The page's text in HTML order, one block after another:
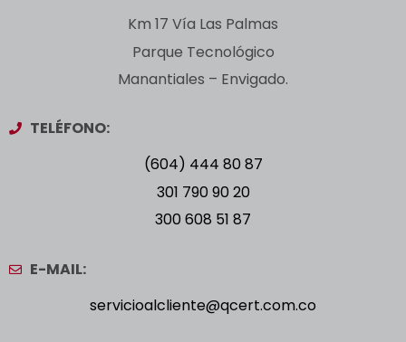
Km 17 Vía Las Palmas
Parque Tecnológico
Manantiales – Envigado.
TELÉFONO:
(604) 444 80 87
301 790 90 20
300 608 51 87
E-MAIL:
servicioalcliente@qcert.com.co